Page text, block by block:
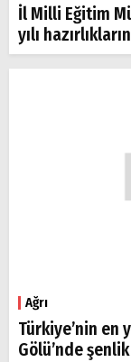
İl Milli Eğitim
yılı
Ağrı
Türkiye’nin en
Gölü’nde